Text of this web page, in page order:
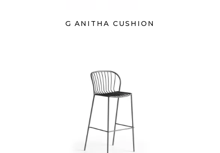
G ANITHA CUSHION